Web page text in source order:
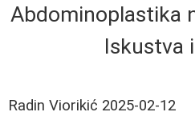
Abdominoplastika
Iskustva
Radin Viorikić 2025-02-12